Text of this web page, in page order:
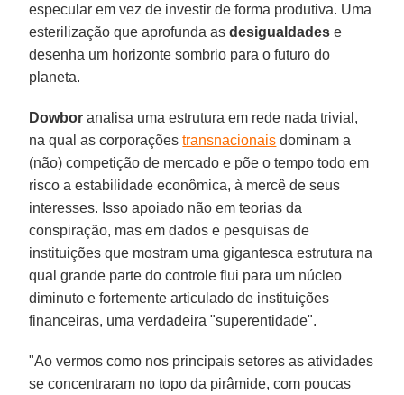
especular em vez de investir de forma produtiva. Uma
esterilização que aprofunda asdesigualdades e
desenha um horizonte sombrio para o futuro do
planeta.
Dowbor analisa uma estrutura em rede nada trivial,
na qual as corporaçõestransnacionais dominam a
(não) competição de mercado e põe o tempo todo em
risco a estabilidade econômica, à mercê de seus
interesses. Isso apoiado não em teorias da
conspiração, mas em dados e pesquisas de
instituições que mostram uma gigantesca estrutura na
qual grande parte do controle flui para um núcleo
diminuto e fortemente articulado de instituições
financeiras, uma verdadeira "superentidade".
"Ao vermos como nos principais setores as atividades
se concentraram no topo da pirâmide, com poucas